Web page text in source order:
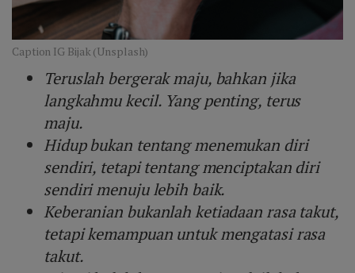
Caption IG Bijak (Unsplash)
Teruslah bergerak maju, bahkan jika
langkahmu kecil. Yang penting, terus
maju.
Hidup bukan tentang menemukan diri
sendiri, tetapi tentang menciptakan diri
sendiri menuju lebih baik.
Keberanian bukanlah ketiadaan rasa takut,
tetapi kemampuan untuk mengatasi rasa
takut.